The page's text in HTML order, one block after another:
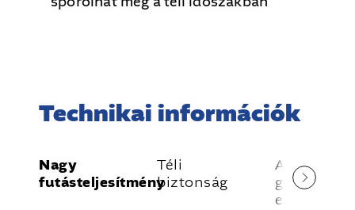
Technikai információk
Nagy
futásteljesítmény
Téli
biztonság
Alacsony
gördülési
ellenállás